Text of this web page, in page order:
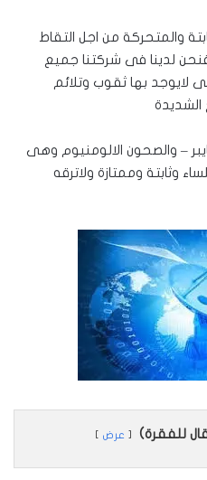
والمتحركة من اجل التقاط
فنحن لدينا فى شركتنا جميع
لايوجد بها ثقوب وتلائم
الشديدة
– والصحون الالومنيوم وهى
وثابتة وممتازة ولاترقه
للفقرة) عرض